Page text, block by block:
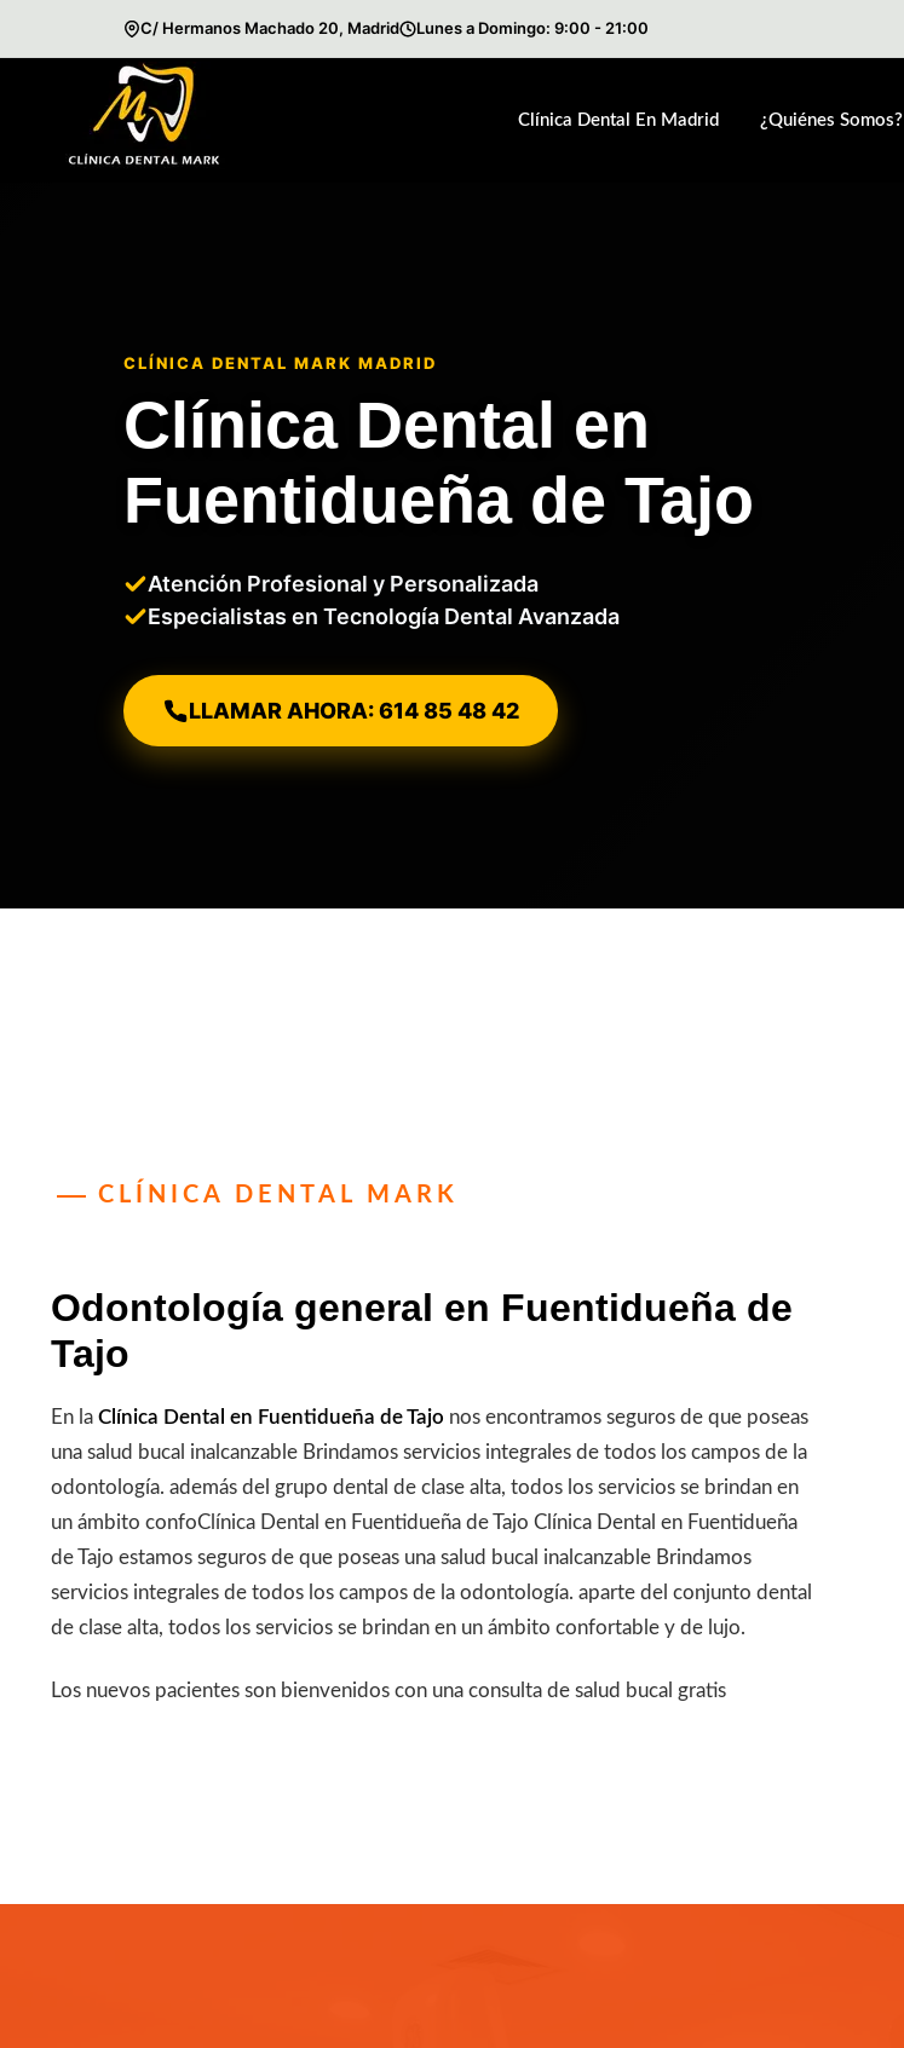
C/ Hermanos Machado 20, Madrid Lunes a Domingo: 9:00 - 21:00
contenido
Clínica Dental En Madrid ¿Quiénes Somos?
CLÍNICA DENTAL MARK MADRID
Clínica Dental en
Fuentidueña de Tajo
Atención Profesional y Personalizada
Especialistas en Tecnología Dental Avanzada
LLAMAR AHORA: 614 85 48 42
CLÍNICA DENTAL MARK
Odontología general en Fuentidueña de
Tajo
En la Clínica Dental en Fuentidueña de Tajo nos encontramos seguros de que poseas
una salud bucal inalcanzable Brindamos servicios integrales de todos los campos de la
odontología. además del grupo dental de clase alta, todos los servicios se brindan en
un ámbito confoClínica Dental en Fuentidueña de Tajo Clínica Dental en Fuentidueña
de Tajo estamos seguros de que poseas una salud bucal inalcanzable Brindamos
servicios integrales de todos los campos de la odontología. aparte del conjunto dental
de clase alta, todos los servicios se brindan en un ámbito confortable y de lujo.
Los nuevos pacientes son bienvenidos con una consulta de salud bucal gratis